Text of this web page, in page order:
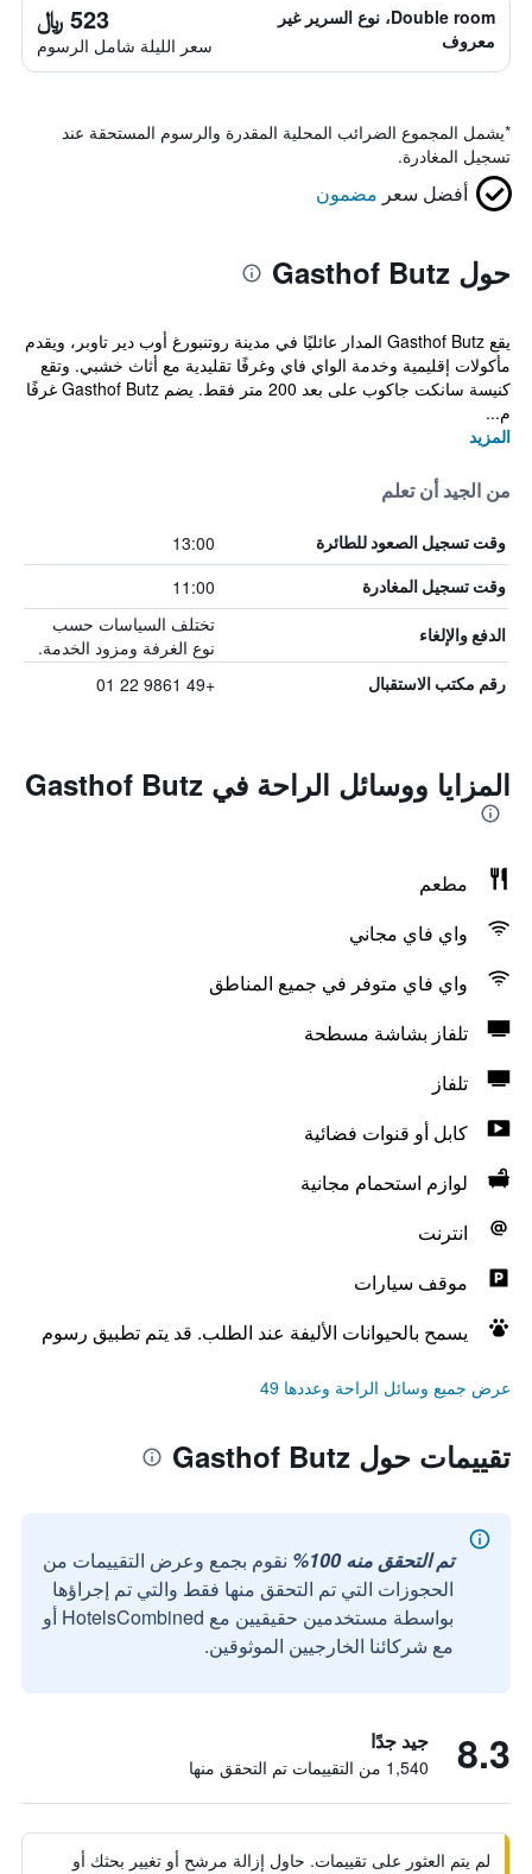
Double room، نوع السرير غير
معروف
523 ﷼
سعر الليلة شامل الرسوم
*يشمل المجموع الضرائب المحلية المقدرة والرسوم المستحقة عند
تسجيل المغادرة.
أفضل سعر مضمون
حول Gasthof Butz
يقع Gasthof Butz المدار عائليًا في مدينة روتنبورغ أوب دير تاوبر، ويقدم
مأكولات إقليمية وخدمة الواي فاي وغرفًا تقليدية مع أثاث خشبي. وتقع
كنيسة سانكت جاكوب على بعد 200 متر فقط. يضم Gasthof Butz غرفًا
م...
المزيد
من الجيد أن تعلم
وقت تسجيل الصعود للطائرة 13:00
وقت تسجيل المغادرة 11:00
الدفع والإلغاء
تختلف السياسات حسب
نوع الغرفة ومزود الخدمة.
رقم مكتب الاستقبال +49 9861 22 01
المزايا ووسائل الراحة في Gasthof Butz
مطعم
واي فاي مجاني
واي فاي متوفر في جميع المناطق
تلفاز بشاشة مسطحة
تلفاز
كابل أو قنوات فضائية
لوازم استحمام مجانية
انترنت
موقف سيارات
يسمح بالحيوانات الأليفة عند الطلب. قد يتم تطبيق رسوم
عرض جميع وسائل الراحة وعددها 49
تقييمات حول Gasthof Butz
تم التحقق منه 100%
نقوم بجمع وعرض التقييمات من
الحجوزات التي تم التحقق منها فقط والتي تم إجراؤها
بواسطة مستخدمين حقيقيين مع HotelsCombined أو
مع شركائنا الخارجيين الموثوقين.
8.3 جيد جدًا
1,540 من التقييمات تم التحقق منها
لم يتم العثور على تقييمات. حاول إزالة مرشح أو تغيير بحثك أو